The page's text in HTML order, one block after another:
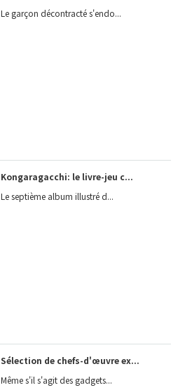
Le garçon décontracté s'endo...
Kongaragacchi: le livre-jeu c...
Le septième album illustré d...
Sélection de chefs-d'œuvre ex...
Même s'il s'agit des gadgets...